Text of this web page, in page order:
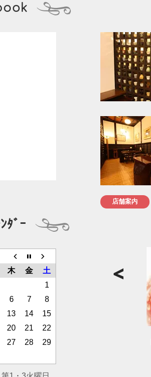
ﾀﾞｰ
木 金
土
1
6 7
8
13 14
15
20 21
22
27 28
29
店舗案内